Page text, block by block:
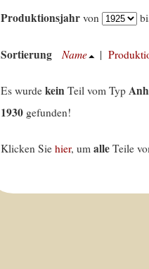
Produktionsjahr von
Sortierung Name |
Es wurdekein Teil vom Typ
1930 gefunden!
Klicken Siehier, umalle Teile